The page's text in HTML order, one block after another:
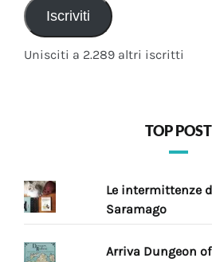
Iscriviti
Unisciti a 2.289 altri iscritti
TOP POST
Le intermittenze
Saramago
Arriva Dungeon